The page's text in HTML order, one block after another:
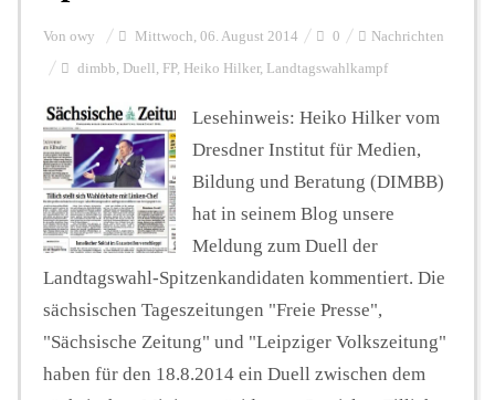
FUNKTURM-Beiträge
Podcast
Seminare
Unterstützen
Von owy Mittwoch, 06. August 2014 0 Nachrichten
dimbb, Duell , FP, Heiko Hilker, Landtagswahlkampf
Lesehinweis: Heiko Hilker vom
Dresdner Institut für Medien,
Bildung und Beratung (DIMBB)
hat in seinem Blog unsere
Meldung zum Duell der
Landtagswahl-Spitzenkandidaten kommentiert. Die
sächsischen Tageszeitungen "Freie Presse",
"Sächsische Zeitung" und "Leipziger Volkszeitung"
haben für den 18.8.2014 ein Duell zwischen dem